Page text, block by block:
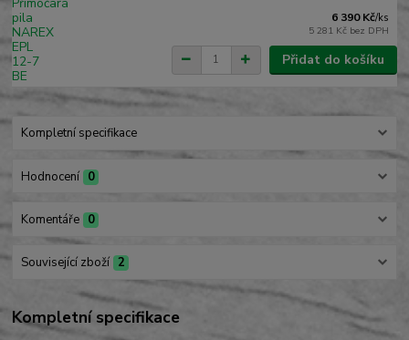
6 390 Kč/ks
5 281 Kč bez DPH
Přidat do košíku
Kompletní specifikace
Hodnocení 0
Komentáře 0
Související zboží 2
Kompletní specifikace